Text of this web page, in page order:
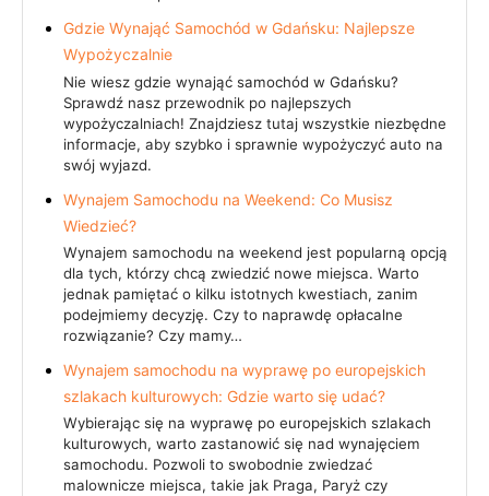
Gdzie Wynająć Samochód w Gdańsku: Najlepsze
Wypożyczalnie
Nie wiesz gdzie wynająć samochód w Gdańsku?
Sprawdź nasz przewodnik po najlepszych
wypożyczalniach! Znajdziesz tutaj wszystkie niezbędne
informacje, aby szybko i sprawnie wypożyczyć auto na
swój wyjazd.
Wynajem Samochodu na Weekend: Co Musisz
Wiedzieć?
Wynajem samochodu na weekend jest popularną opcją
dla tych, którzy chcą zwiedzić nowe miejsca. Warto
jednak pamiętać o kilku istotnych kwestiach, zanim
podejmiemy decyzję. Czy to naprawdę opłacalne
rozwiązanie? Czy mamy…
Wynajem samochodu na wyprawę po europejskich
szlakach kulturowych: Gdzie warto się udać?
Wybierając się na wyprawę po europejskich szlakach
kulturowych, warto zastanowić się nad wynajęciem
samochodu. Pozwoli to swobodnie zwiedzać
malownicze miejsca, takie jak Praga, Paryż czy